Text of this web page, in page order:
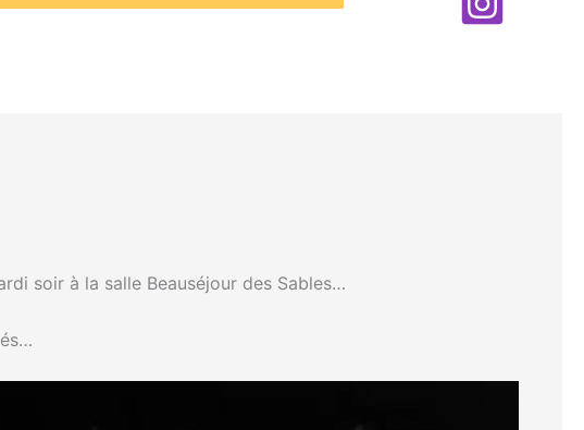
soir à la salle Beauséjour des Sables…